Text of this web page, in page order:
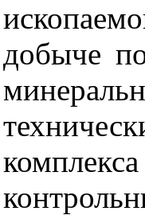
добыче